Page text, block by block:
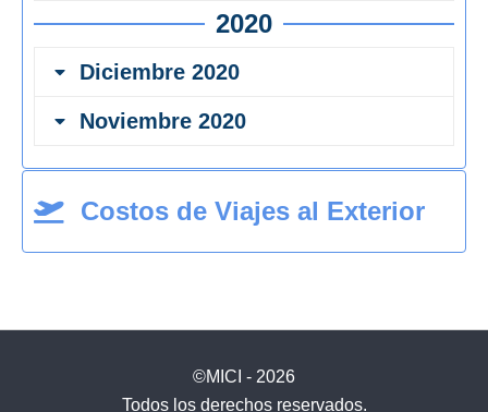
2020
Diciembre 2020
Noviembre 2020
Costos de Viajes al Exterior
©MICI - 2026
Todos los derechos reservados.